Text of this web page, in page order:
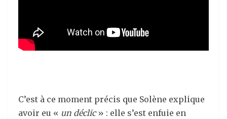
C’est à ce moment précis que Solène explique
avoir eu « un déclic» : elle s’est enfuie en